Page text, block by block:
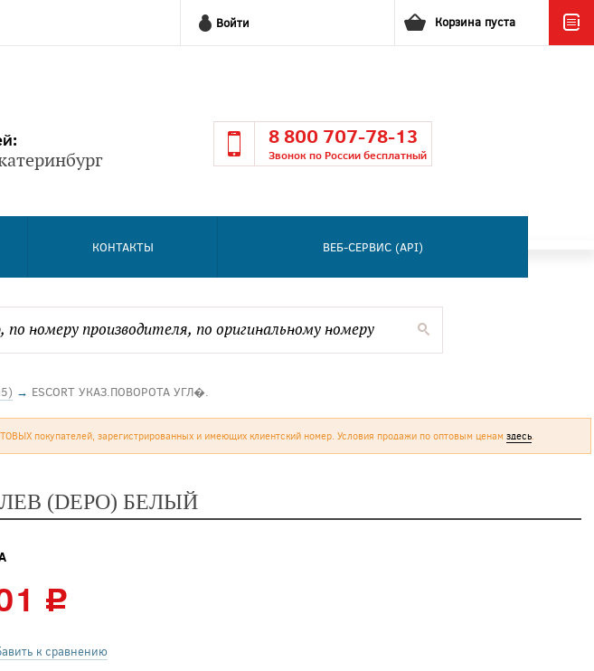
Войти Корзина пуста
8 800 707-78-13
Звонок по России бесплатный
КОНТАКТЫ ВЕБ-СЕРВИС (API)
→ ESCORT УКАЗ.ПОВОРОТА УГЛ�.
покупателей, зарегистрированных и имеющих клиентский номер. Условия продажи по оптовым ценам здесь.
(DEPO) БЕЛЫЙ
c
к сравнению